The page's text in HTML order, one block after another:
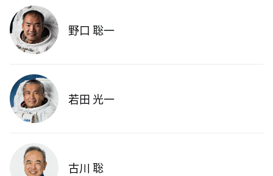
野口 聡一
若田 光一
古川 聡